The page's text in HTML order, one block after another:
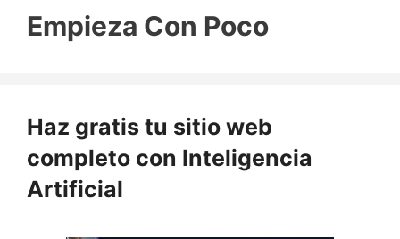
Empieza Con Poco
Haz gratis tu sitio web
completo con Inteligencia
Artificial